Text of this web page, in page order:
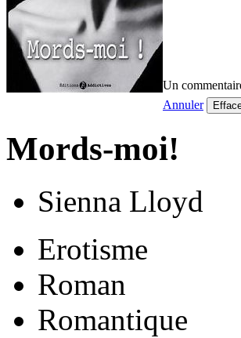
Un
Annuler
Mords-moi!
Sienna Lloyd
Erotisme
Roman
Romantique